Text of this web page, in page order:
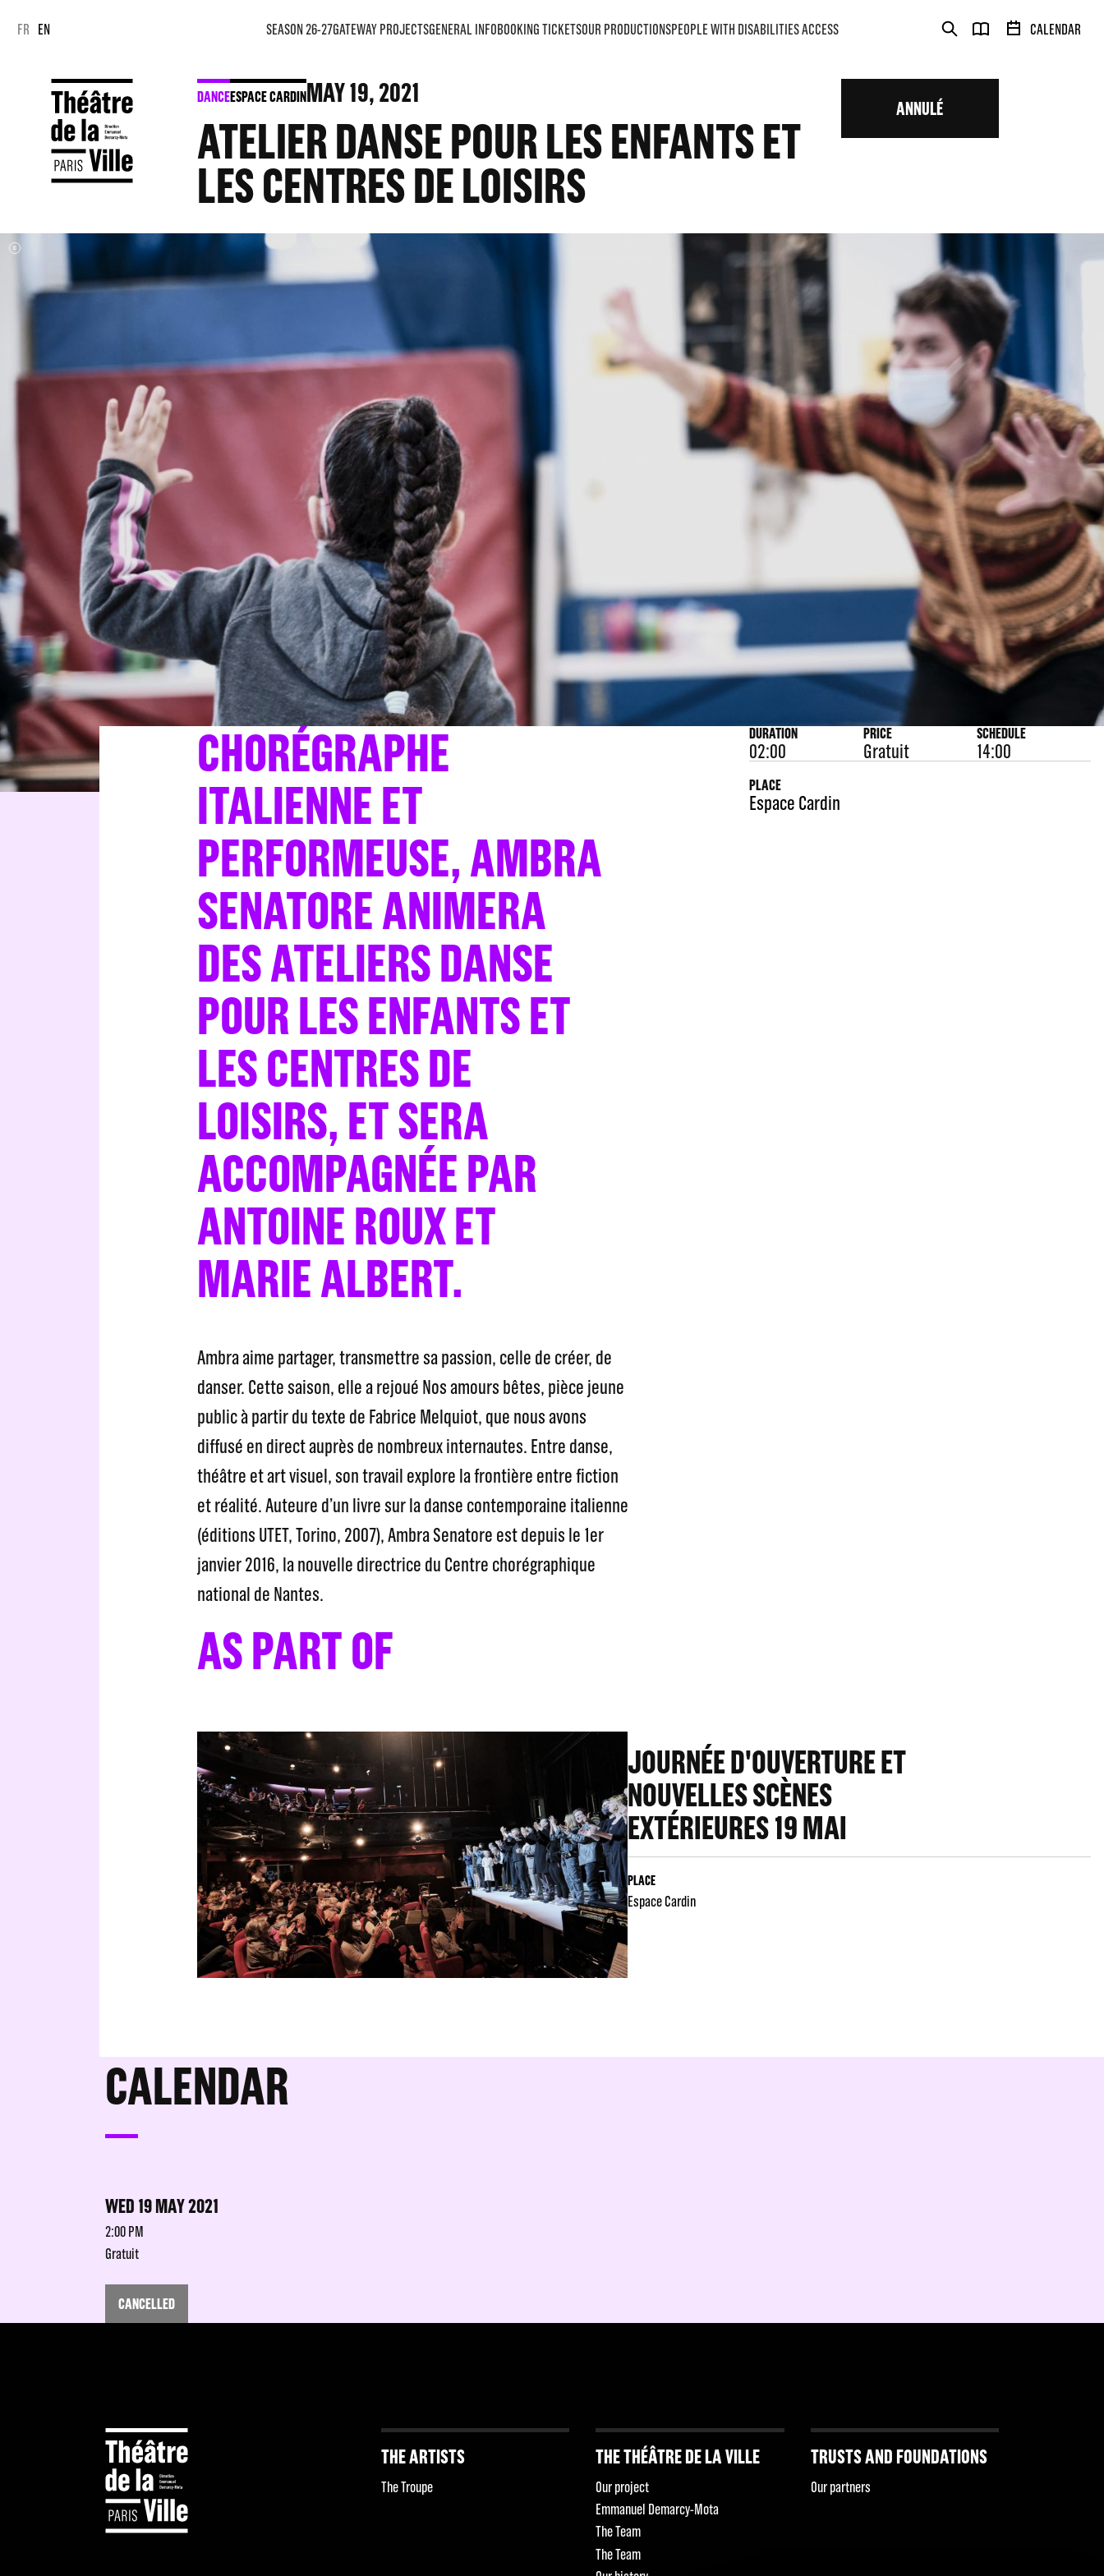
FR EN CALENDAR
SEASON 26-27GATEWAY PROJECTSGENERAL INFOBOOKING TICKETSOUR PRODUCTIONSPEOPLE WITH DISABILITIES ACCESS
DANCEESPACE CARDINMAY19, 2021
ATELIER DANSE POUR LES ENFANTS ET
LES CENTRES DE LOISIRS
ANNULÉ
CHORÉGRAPHE
ITALIENNE ET
PERFORMEUSE, AMBRA
SENATORE ANIMERA
DES ATELIERS DANSE
POUR LES ENFANTS ET
LES CENTRES DE
LOISIRS, ET SERA
ACCOMPAGNÉE PAR
ANTOINE ROUX ET
MARIE ALBERT.
Ambra aime partager, transmettre sa passion, celle de créer, de
danser. Cette saison, elle a rejoué Nos amours bêtes, pièce jeune
public à partir du texte de Fabrice Melquiot, que nous avons
diffusé en direct auprès de nombreux internautes. Entre danse,
théâtre et art visuel, son travail explore la frontière entre fiction
et réalité. Auteure d’un livre sur la danse contemporaine italienne
(éditions UTET, Torino, 2007), Ambra Senatore est depuis le 1er
janvier 2016, la nouvelle directrice du Centre chorégraphique
national de Nantes.
DURATION
02:00
PRICE
Gratuit
SCHEDULE
14:00
PLACE
Espace Cardin
AS PART OF
JOURNÉE D'OUVERTURE ET
NOUVELLES SCÈNES
EXTÉRIEURES 19 MAI
PLACE
Espace Cardin
CALENDAR
WED 19 MAY 2021
2:00 PM
Gratuit
CANCELLED
THE ARTISTS
The Troupe
THE THÉÂTRE DE LA VILLE
Our project
Emmanuel Demarcy-Mota
The Team
The Team
TRUSTS AND FOUNDATIONS
Our partners